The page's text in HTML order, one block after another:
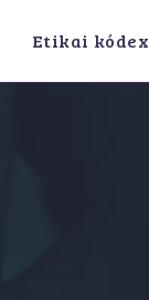
Etikai kódex